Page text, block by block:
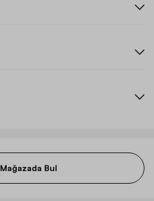
Mağazada Bul